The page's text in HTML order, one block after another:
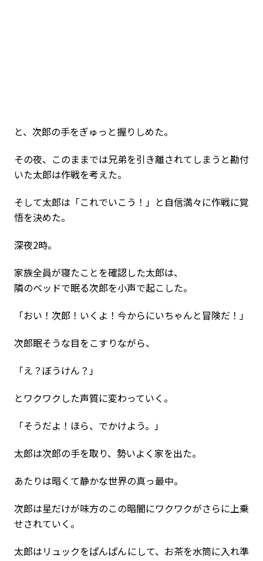
と、次郎の手をぎゅっと握りしめた。
その夜、このままでは兄弟を引き離されてしまうと勘付
いた太郎は作戦を考えた。
そして太郎は「これでいこう！」と自信満々に作戦に覚
悟を決めた。
深夜2時。
家族全員が寝たことを確認した太郎は、
隣のベッドで眠る次郎を小声で起こした。
「おい！次郎！いくよ！今からにいちゃんと冒険だ！」
次郎眠そうな目をこすりながら、
「え？ぼうけん？」
とワクワクした声質に変わっていく。
「そうだよ！ほら、でかけよう。」
太郎は次郎の手を取り、勢いよく家を出た。
あたりは暗くて静かな世界の真っ最中。
次郎は星だけが味方のこの暗闇にワクワクがさらに上乗
せされていく。
太郎はリュックをぱんぱんにして、お茶を水筒に入れ準